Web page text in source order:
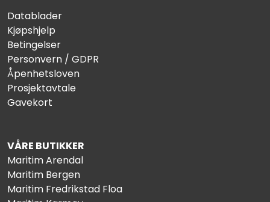
Datablader
Kjøpshjelp
Betingelser
Personvern / GDPR
Åpenhetsloven
Prosjektavtale
Gavekort
VÅRE BUTIKKER
Maritim Arendal
Maritim Bergen
Maritim Fredrikstad Floa